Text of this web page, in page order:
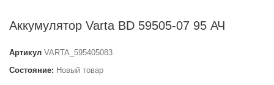
Аккумулятор Varta BD 59505-07 95 АЧ
Артикул VARTA_595405083
Состояние: Новый товар